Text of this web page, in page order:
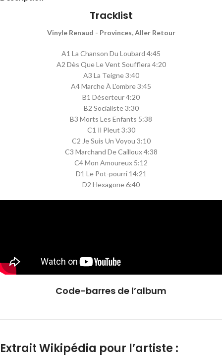
Tracklist
Vinyle Renaud - Provinces, Aller Retour
A1 La Chanson Du Loubard 4:45
A2 Dès Que Le Vent Soufflera 4:20
A3 La Teigne 3:40
A4 Marche À L'ombre 3:45
B1 Déserteur 4:20
B2 Socialiste 3:30
B3 Morts Les Enfants 5:38
C1 Il Pleut 3:30
C2 Je Suis Un Voyou 3:10
C3 Marchand De Cailloux 4:38
C4 Mon Amoureux 5:12
D1 Le Pot-pourri 14:21
D2 Hexagone 6:40
Code-barres de l’album
Extrait Wikipédia pour l’artiste :